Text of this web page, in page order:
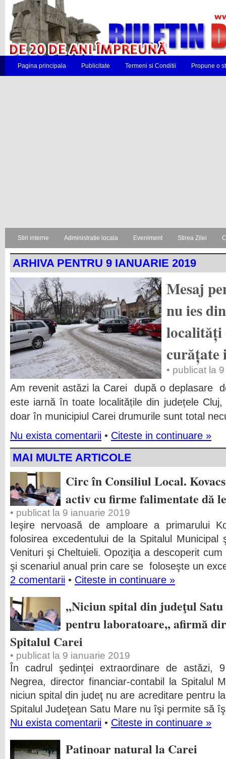
Pagina principala Publicitate Termeni si Conditii Propune o
Stiri interne Administratie locala Eveniment Stirea Zilei
ARHIVA PENTRU 9 IANUARIE 2019
Mesaj
nu ies
curățate
• publicat la
Am revenit astăzi la Carei după o deplasare
este iarnă în toate localitățile din județele
doar în municipiul Carei drumurile sunt total
Nu exista comentarii • Citeste in continuare »
MAI MULTE ARTICOLE
Circ în Consiliul Local.
activ cu firme falimentate dă
• publicat la 9 ianuarie 2019
Ieşire nervoasă de amploare a primarului
folosirea excedentului de la Spitalul Municipal
Venituri şi Cheltuieli. Opoziţia a descoperit
şi scenariul anual prin care se foloseşte un
2 comentarii • Citeste in continuare »
,,Niciun spital din judeţul
pentru laboratoare,, afirmă
Spitalul Carei
• publicat la 9 ianuarie 2019
În cadrul şedinţei extraordinare de astăzi,
Negrea, director financiar-contabil la Spitalul
niciun spital din judeţ nu are acreditare pentru
Spitalul Judeţean Satu Mare nu îşi permite să
Nu exista comentarii • Citeste in continuare »
Patinoar natural la Carei